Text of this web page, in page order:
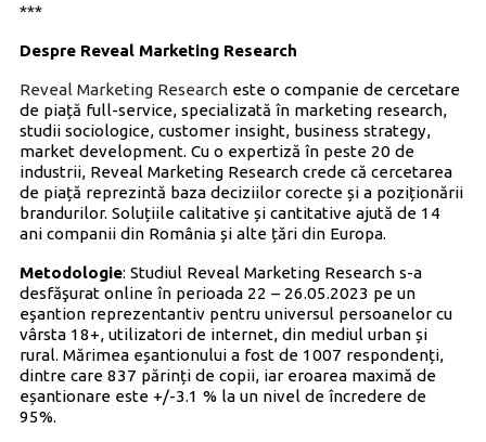
***
Despre Reveal Marketing Research
Reveal Marketing Researcheste o companie de cercetare
de piață full-service, specializată în marketing research,
studii sociologice, customer insight, business strategy,
market development. Cu o expertiză în peste 20 de
industrii, Reveal Marketing Research crede că cercetarea
de piață reprezintă baza deciziilor corecte și a poziționării
brandurilor. Soluțiile calitative și cantitative ajută de 14
ani companii din România și alte țări din Europa.
Metodologie: Studiul Reveal Marketing Research s-a
desfăşurat online în perioada 22 – 26.05.2023 pe un
eşantion reprezentantiv pentru universul persoanelor cu
vârsta 18+, utilizatori de internet, din mediul urban și
rural. Mărimea eșantionului a fost de 1007 respondenți,
dintre care 837 părinți de copii, iar eroarea maximă de
eșantionare este +/-3.1 % la un nivel de încredere de
95%.